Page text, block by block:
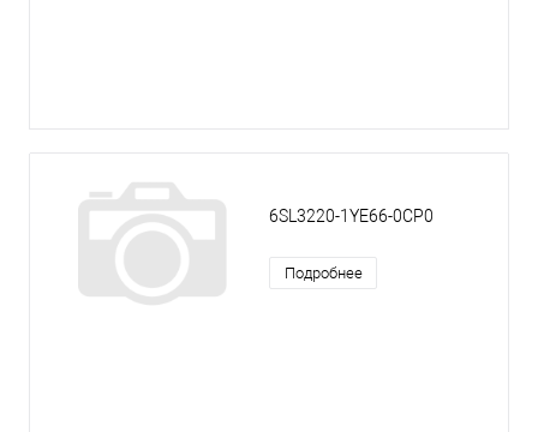
6SL3220-1YE66-0CP0
Подробнее